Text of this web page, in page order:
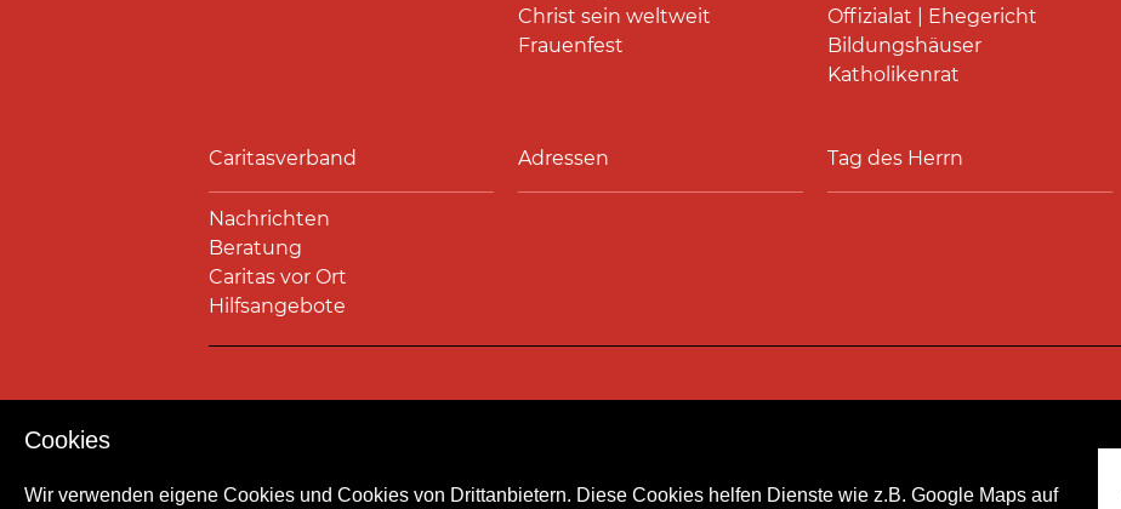
Cookies
Wir verwenden eigene Cookies und Cookies von Drittanbietern. Diese Cookies helfen Dienste wie z.B. Google Maps auf
Christ sein weltweit
Frauenfest
Offizialat | Ehegericht
Bildungshäuser
Katholikenrat
Caritasverband
Nachrichten
Beratung
Caritas vor Ort
Hilfsangebote
Adressen Tag des Herrn